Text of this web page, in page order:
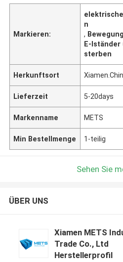
Markieren:
n
,
E-
sterben
Herkunftsort
Lieferzeit 5-20days
Markenname METS
Min Bestellmenge 1-teilig
Sehen Sie
ÜBER UNS
Xiamen METS
Trade Co., Ltd
Herstellerprofil